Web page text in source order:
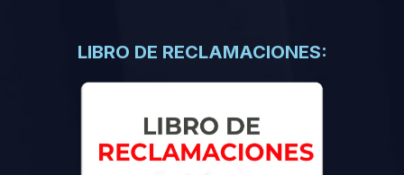
LIBRO DE RECLAMACIONES: